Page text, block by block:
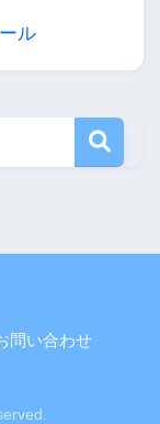
ル
問い合わせ